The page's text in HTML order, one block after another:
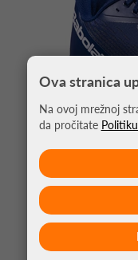
TENISICE
BLUE/WHITE
*umjesto 159,95 €
Ova stranica
Na ovoj mrežnoj
da pročitate